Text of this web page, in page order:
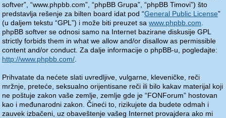
softver”, “www.phpbb.com”, “phpBB Grupa”, “phpBB Timovi”) što
predstavlja rešenje za bilten board idat pod “General Public License”
(u daljem tekstu “GPL”) i može biti preuzet sa www.phpbb.com
phpBB softver se odnosi samo na Internet bazirane diskusije GPL
strictly forbids them in what we allow and/or disallow as permissible
content and/or conduct. Za dalje informacije o phpBB-u, pogledajte:
http://www.phpbb.com/
Prihvatate da nećete slati uvredljive, vulgarne, kleveničke, reči
mržnje, preteće, seksualno orijentisane reči ili bilo kakav materijal koji
ne poštuje zakon vaše zemlje, zemlje gde je “FONForum” hostovan
kao i međunarodni zakon. Čineći to, rizikujete da budete odmah i
zauvek izbačeni, uz obaveštenje vašeg Internet provajdera ako mi